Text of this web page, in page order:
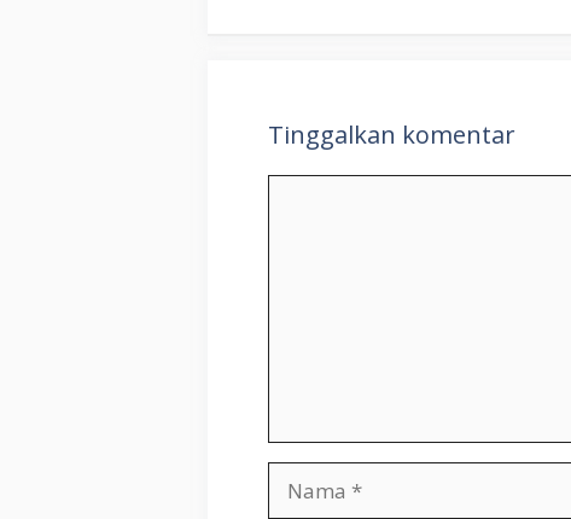
Tinggalkan komentar